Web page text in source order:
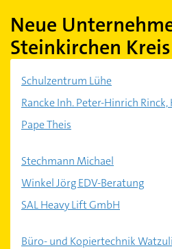
Neue
Steinkirchen
Schulzentrum Lühe
Rancke Inh. Peter-Hinrich
Pape Theis
Stechmann Michael
Winkel Jörg EDV-Beratung
SAL Heavy Lift GmbH
Büro- und Kopiertechnik